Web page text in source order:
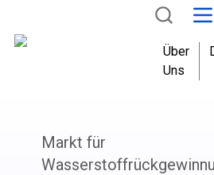
Über
Uns
Markt für